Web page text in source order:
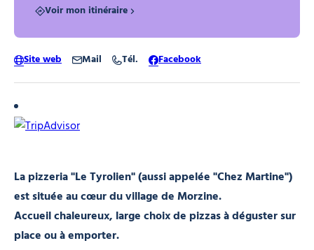
La pizzeria "Le Tyrolien" (aussi appelée "Chez Martine")
est située au cœur du village de Morzine.
Accueil chaleureux, large choix de pizzas à déguster sur
place ou à emporter.
Voir mon itinéraire
Site web Mail Tél. Facebook